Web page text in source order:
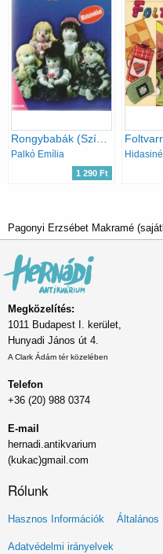
Rongybabák (Színes ötletek 66.)
Palkó Emília
1 290 Ft
Pagonyi Erzsébet Makramé
Megközelítés:
1011 Budapest I. kerület,
Hunyadi János út 4.
A Clark Ádám tér közelében
Telefon
+36 (20) 988 0374
E-mail
hernadi.antikvarium
(kukac)gmail.com
Rólunk
Lábléc
menü
Hasznos Információk Általános
Adatvédelmi irányelvek